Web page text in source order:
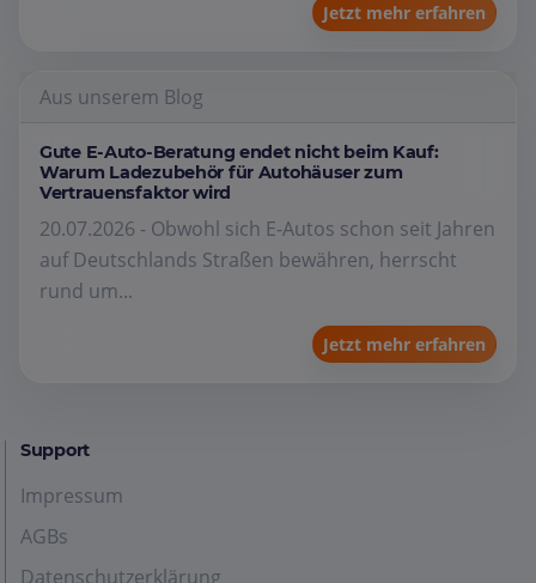
Jetzt mehr erfahren
Aus unserem Blog
Gute E-Auto-Beratung endet nicht beim Kauf:
Warum Ladezubehör für Autohäuser zum
Vertrauensfaktor wird
20.07.2026 - Obwohl sich E-Autos schon seit Jahren
auf Deutschlands Straßen bewähren, herrscht
rund um...
Jetzt mehr erfahren
Support
Impressum
AGBs
Datenschutzerklärung